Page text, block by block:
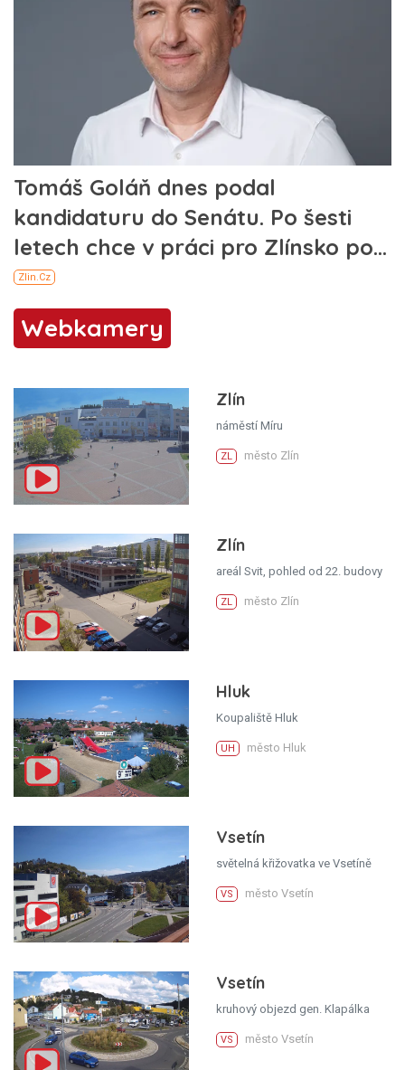
Webkamery
Zlín
náměstí Míru
ZL město Zlín
Zlín
areál Svit, pohled od 22. budovy
ZL město Zlín
Hluk
Koupaliště Hluk
UH město Hluk
Vsetín
světelná křižovatka ve Vsetíně
VS město Vsetín
Vsetín
kruhový objezd gen. Klapálka
VS město Vsetín